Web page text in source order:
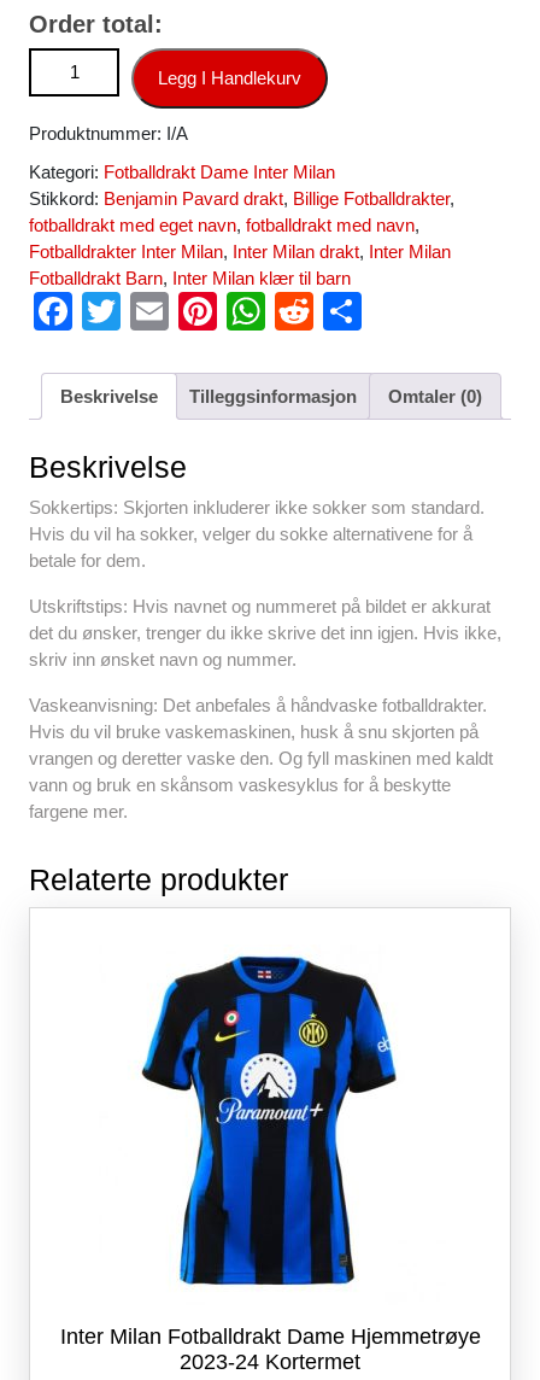
Order total:
Inter Milan Benjamin Pavard #28 Bortedrakt Dame 2024-25
Fotballdrakter antallLegg I Handlekurv
Produktnummer: I/A
Kategori: Fotballdrakt Dame Inter Milan
Stikkord: Benjamin Pavard drakt, Billige Fotballdrakter,
fotballdrakt med eget navn, fotballdrakt med navn,
Fotballdrakter Inter Milan, Inter Milan drakt, Inter Milan
Fotballdrakt Barn, Inter Milan klær til barn
F
c
b
o
o
k
T
tt
E
ail
Pi
er
e
W
at
s
p
p
R
d
di
ar
e
Beskrivelse Tilleggsinformasjon Omtaler (0)
Beskrivelse
Sokkertips: Skjorten inkluderer ikke sokker som standard.
Hvis du vil ha sokker, velger du sokke alternativene for å
betale for dem.
Utskriftstips: Hvis navnet og nummeret på bildet er akkurat
det du ønsker, trenger du ikke skrive det inn igjen. Hvis ikke,
skriv inn ønsket navn og nummer.
Vaskeanvisning: Det anbefales å håndvaske fotballdrakter.
Hvis du vil bruke vaskemaskinen, husk å snu skjorten på
vrangen og deretter vaske den. Og fyll maskinen med kaldt
vann og bruk en skånsom vaskesyklus for å beskytte
fargene mer.
Relaterte produkter
Inter Milan Fotballdrakt Dame Hjemmetrøye
2023-24 Kortermet